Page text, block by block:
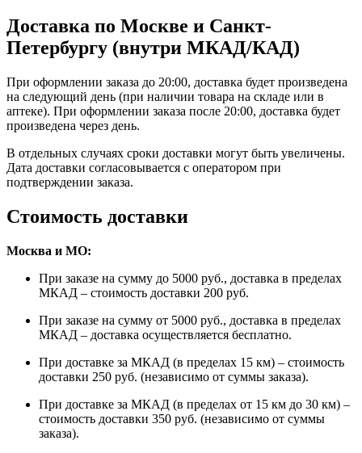
Доставка по Москве и Санкт-
Петербургу (внутри МКАД/КАД)
При оформлении заказа до 20:00, доставка будет произведена
на следующий день (при наличии товара на складе или в
аптеке). При оформлении заказа после 20:00, доставка будет
произведена через день.
В отдельных случаях сроки доставки могут быть увеличены.
Дата доставки согласовывается с оператором при
подтверждении заказа.
Стоимость доставки
Москва и МО:
При заказе на сумму до 5000 руб., доставка в пределах
МКАД – стоимость доставки 200 руб.
При заказе на сумму от 5000 руб., доставка в пределах
МКАД – доставка осуществляется бесплатно.
При доставке за МКАД (в пределах 15 км) – стоимость
доставки 250 руб. (независимо от суммы заказа).
При доставке за МКАД (в пределах от 15 км до 30 км) –
стоимость доставки 350 руб. (независимо от суммы
заказа).